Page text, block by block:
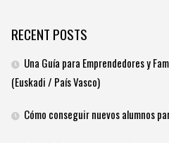
RECENT POSTS
Una Guía para Emprendedores y
(Euskadi / País Vasco)
Cómo conseguir nuevos alumnos